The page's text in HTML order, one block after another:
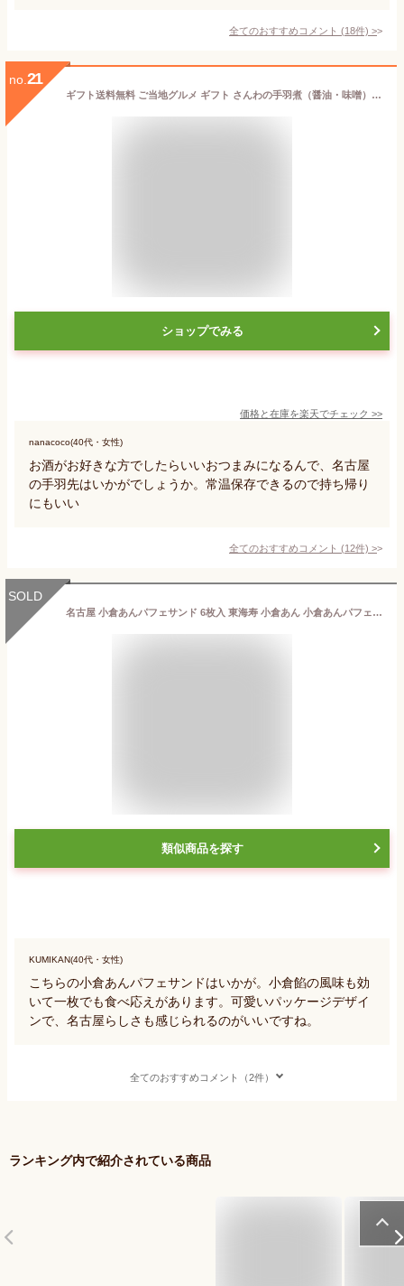
全てのおすすめコメント (18件) >
no. 21
ギフト送料無料 ご当地グルメ ギフト さんわの手羽煮（醤油・味噌）詰合せ(TN-4) 鶏三和 鶏肉 贈答 中元 歳暮 ギフトセット 簡単調理 常温 国産手羽先使用 地鶏 プレゼント
ショップでみる
価格と在庫を楽天でチェック >>
nanacoco(40代・女性)
お酒がお好きな方でしたらいいおつまみになるんで、名古屋
の手羽先はいかがでしょうか。常温保存できるので持ち帰り
にもいい
全てのおすすめコメント (12件) >
SOLD
名古屋 小倉あんパフェサンド 6枚入 東海寿 小倉あん 小倉あんパフェ お歳暮 お取り寄せ 名古屋土産 名古屋 土産 ギフト 贈り物 お祝い お返し お歳暮 お取り寄せ 名古屋土産 お土産 御歳暮 お年賀 贈り物 お返し 内祝い お礼 ギフト 誕生日 人気 帰省 ビジネス 手土産
類似商品を探す
KUMIKAN(40代・女性)
こちらの小倉あんパフェサンドはいかが。小倉餡の風味も効
いて一枚でも食べ応えがあります。可愛いパッケージデザイ
ンで、名古屋らしさも感じられるのがいいですね。
全てのおすすめコメント（2件）
ランキング内で紹介されている商品